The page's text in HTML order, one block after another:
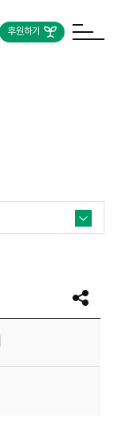
후원하기